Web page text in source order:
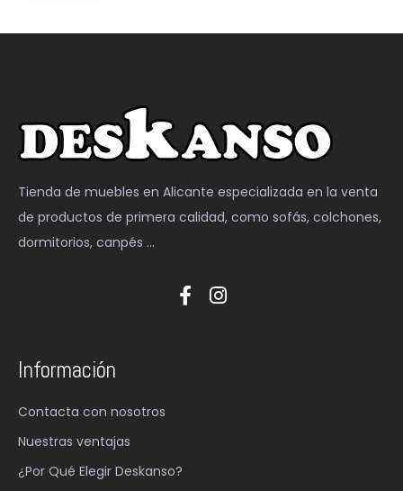
Tienda de muebles en Alicante especializada en la venta
de productos de primera calidad, como sofás, colchones,
dormitorios, canpés …
Información
Contacta con nosotros
Nuestras ventajas
¿Por Qué Elegir Deskanso?